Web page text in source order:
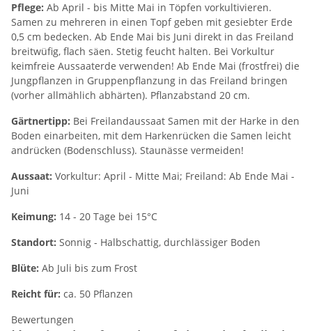
Pflege: Ab April - bis Mitte Mai in Töpfen vorkultivieren.
Samen zu mehreren in einen Topf geben mit gesiebter Erde
0,5 cm bedecken. Ab Ende Mai bis Juni direkt in das Freiland
breitwüfig, flach säen. Stetig feucht halten. Bei Vorkultur
keimfreie Aussaaterde verwenden! Ab Ende Mai (frostfrei) die
Jungpflanzen in Gruppenpflanzung in das Freiland bringen
(vorher allmählich abhärten). Pflanzabstand 20 cm.
Gärtnertipp: Bei Freilandaussaat Samen mit der Harke in den
Boden einarbeiten, mit dem Harkenrücken die Samen leicht
andrücken (Bodenschluss). Staunässe vermeiden!
Aussaat: Vorkultur: April - Mitte Mai; Freiland: Ab Ende Mai -
Juni
Keimung: 14 - 20 Tage bei 15°C
Standort: Sonnig - Halbschattig, durchlässiger Boden
Blüte: Ab Juli bis zum Frost
Reicht für: ca. 50 Pflanzen
Bewertungen